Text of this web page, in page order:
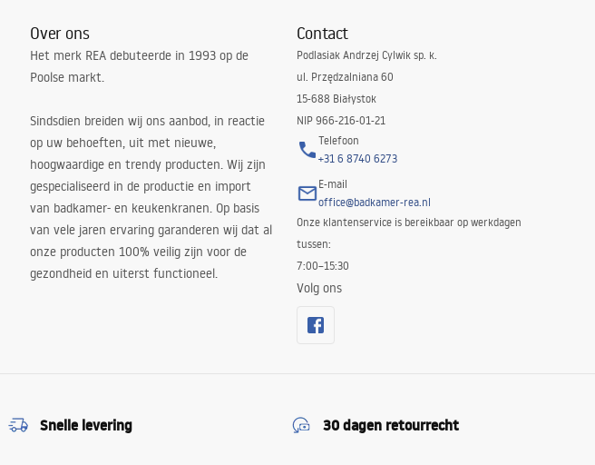
Over ons
Het merk REA debuteerde in 1993 op de
Poolse markt.
Sindsdien breiden wij ons aanbod, in reactie
op uw behoeften, uit met nieuwe,
hoogwaardige en trendy producten. Wij zijn
gespecialiseerd in de productie en import
van badkamer- en keukenkranen. Op basis
van vele jaren ervaring garanderen wij dat al
onze producten 100% veilig zijn voor de
gezondheid en uiterst functioneel.
Contact
Podlasiak Andrzej Cylwik sp. k.
ul. Przędzalniana 60
15-688 Białystok
NIP 966-216-01-21
Telefoon
+31 6 8740 6273
E-mail
office@badkamer-rea.nl
Onze klantenservice is bereikbaar op werkdagen
tussen:
7:00–15:30
Volg ons
Snelle levering 30 dagen retourrecht